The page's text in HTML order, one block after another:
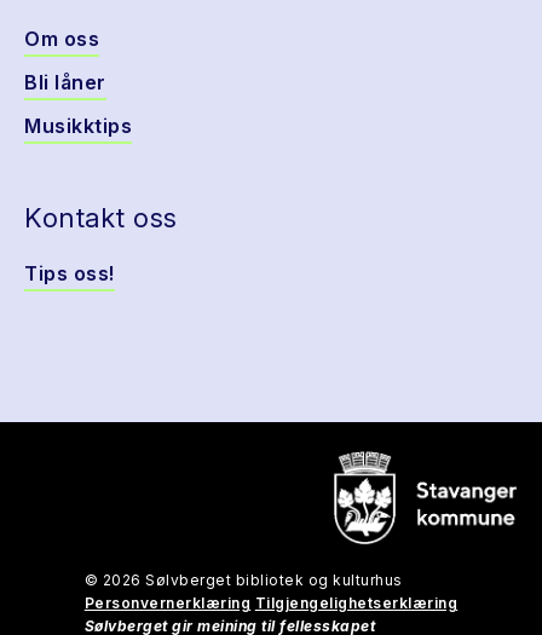
Om oss
Bli låner
Musikktips
Kontakt oss
Tips oss!
© 2026 Sølvberget bibliotek og kulturhus
Personvernerklæring Tilgjengelighetserklæring
Sølvberget gir meining til fellesskapet